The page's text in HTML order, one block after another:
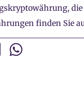
die
finden Sie